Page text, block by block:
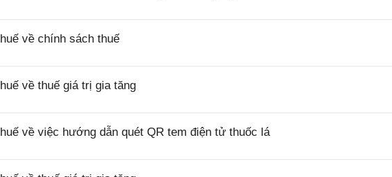
về chính sách thuế
về thuế giá trị gia tăng
về việc hướng dẫn quét QR tem điện tử thuốc lá